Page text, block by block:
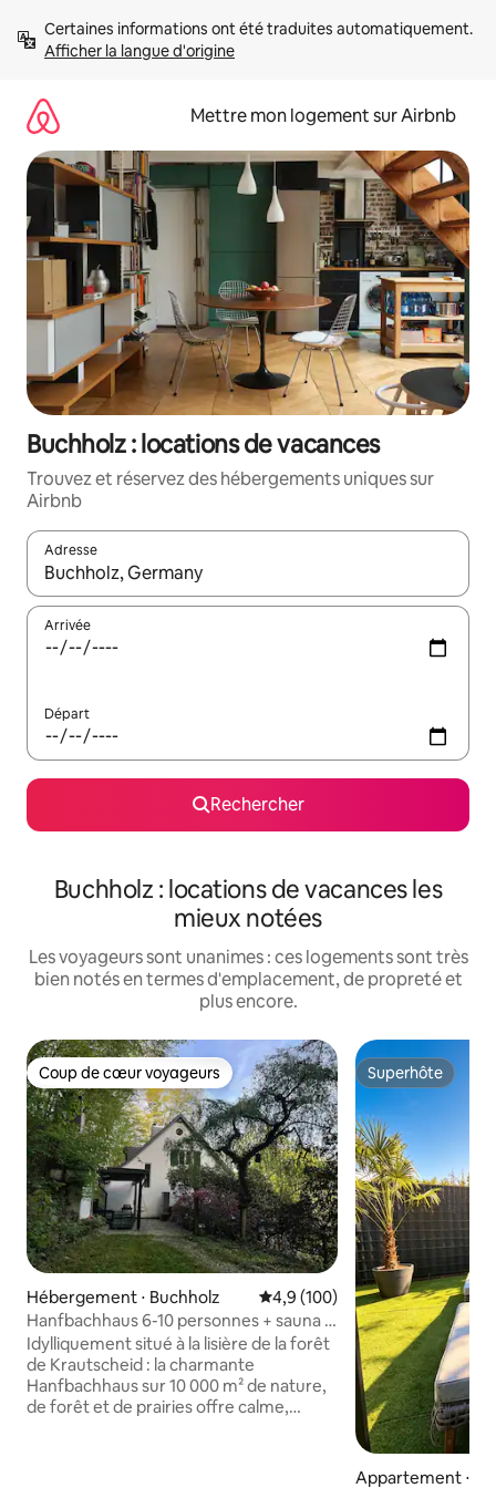
directement
Afficher la langue d'origine
Mettre mon logement sur Airbnb
Buchholz : locations de vacances
Trouvez et réservez des hébergements uniques sur
Airbnb
Adresse
Lorsque les résultats s'affichent, utilisez les flèches vers le
Arrivée
Départ
Rechercher
Buchholz : locations de vacances les
mieux notées
Les voyageurs sont unanimes : ces logements sont très
bien notés en termes d'emplacement, de propreté et
plus encore.
Coup de cœur voyageurs
Coup de cœur voyageurs
Hébergement ⋅ Buchholz Évaluation moyenne sur la
4,9 (100)
Hanfbachhaus 6-10 personnes + sauna +
salle de yoga + forêt
Idylliquement situé à la lisière de la forêt
de Krautscheid : la charmante
Hanfbachhaus sur 10 000 m² de nature,
de forêt et de prairies offre calme,
Superhôte
Superhôte
Appartement ⋅